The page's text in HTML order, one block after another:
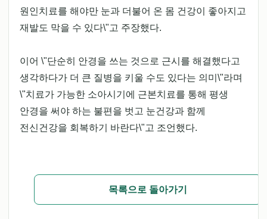
원인치료를 해야만 눈과 더불어 온 몸 건강이 좋아지고
재발도 막을 수 있다\"고 주장했다.
이어 \"단순히 안경을 쓰는 것으로 근시를 해결했다고
생각하다가 더 큰 질병을 키울 수도 있다는 의미\"라며
\"치료가 가능한 소아시기에 근본치료를 통해 평생
안경을 써야 하는 불편을 벗고 눈건강과 함께
전신건강을 회복하기 바란다\"고 조언했다.
목록으로 돌아가기